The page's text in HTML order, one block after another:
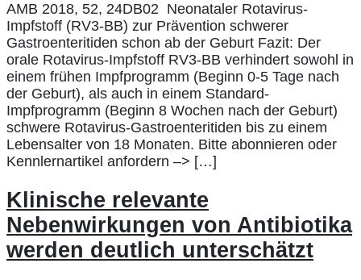
AMB 2018, 52, 24DB02 Neonataler Rotavirus-
Impfstoff (RV3-BB) zur Prävention schwerer
Gastroenteritiden schon ab der Geburt Fazit: Der
orale Rotavirus-Impfstoff RV3-BB verhindert sowohl in
einem frühen Impfprogramm (Beginn 0-5 Tage nach
der Geburt), als auch in einem Standard-
Impfprogramm (Beginn 8 Wochen nach der Geburt)
schwere Rotavirus-Gastroenteritiden bis zu einem
Lebensalter von 18 Monaten. Bitte abonnieren oder
Kennlernartikel anfordern –> […]
Klinische relevante
Nebenwirkungen von Antibiotika
werden deutlich unterschätzt